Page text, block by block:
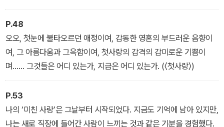
(〈첫사랑〉)
P.48
오오, 첫눈에 불타오르던 애정이여, 감동한 영혼의 부드러운 음향이
여, 그 아름다움과 그윽함이여, 첫사랑의 감격의 감미로운 기쁨이
며…… 그것들은 어디 있는가, 지금은 어디 있는가. (〈첫사랑〉)
P.53
나의 ‘미친 사랑’은 그날부터 시작되었다. 지금도 기억에 남아 있지만,
나는 새로 직장에 들어간 사람이 느끼는 것과 같은 기분을 경험했다.